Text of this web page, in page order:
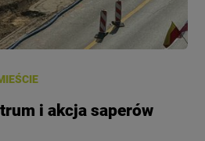
i akcja saperów